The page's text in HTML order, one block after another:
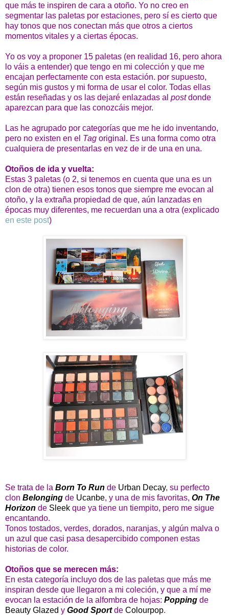
que más te inspiren de cara a otoño. Yo no creo en
segmentar las paletas por estaciones, pero sí es cierto que
hay tonos que nos conectan más que otros a ciertos
momentos vitales y a ciertas épocas.
Yo os voy a proponer 15 paletas (en realidad 16, pero ahora
lo váis a entender) que tengo en mi colección y que me
encajan perfectamente con esta estación. por supuesto,
según mis gustos y mi forma de usar el color. Todas ellas
están reseñadas y os las dejaré enlazadas al postdonde
aparezcan para que las conozcáis mejor.
Las he agrupado por categorías que me he ido inventando,
pero no existen en el Tag original. Es una forma como otra
cualquiera de presentarlas en vez de ir de una en una.
Otoños de ida y vuelta:
Estas 3 paletas (o 2, si tenemos en cuenta que una es un
clon de otra) tienen esos tonos que siempre me evocan al
otoño, y la extraña propiedad de que, aún lanzadas en
épocas muy diferentes, me recuerdan una a otra (explicado
en este post)
Se trata de la Born To Run de Urban Decay, su perfecto
clon Belonging de Ucanbe, y una de mis favoritas, On The
Horizon de Sleek que ya tiene un tiempito, pero me sigue
encantando.
Tonos tostados, verdes, dorados, naranjas, y algún malva o
un azul que casi pasa desapercibido componen estas
historias de color.
Otoños que se merecen más:
En esta categoría incluyo dos de las paletas que más me
inspiran desde que llegaron a mi coleción, y que a mí me
evocan la estación de la alfombra de hojas: Popping de
Beauty Glazed y Good Sportde Colourpop.